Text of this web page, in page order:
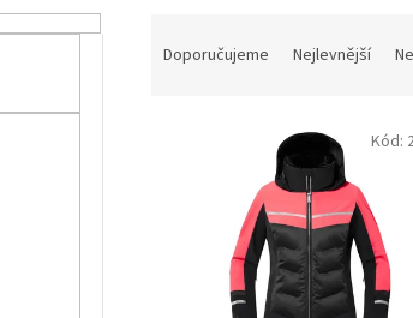
Doporučujeme Nejlevnější
Kód: